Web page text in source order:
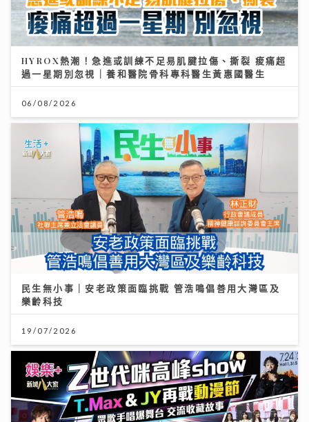
HYROX熱潮！急進或訓練不足易肌腱拉傷、撕裂 痠痛超
過一星期別忽視｜養和醫院骨科專科醫生黃惠國醫生
06/08/2026
民生無小事｜安老政策面臨挑戰 管浩鳴倡善用大灣區及
樂齡科技
19/07/2026